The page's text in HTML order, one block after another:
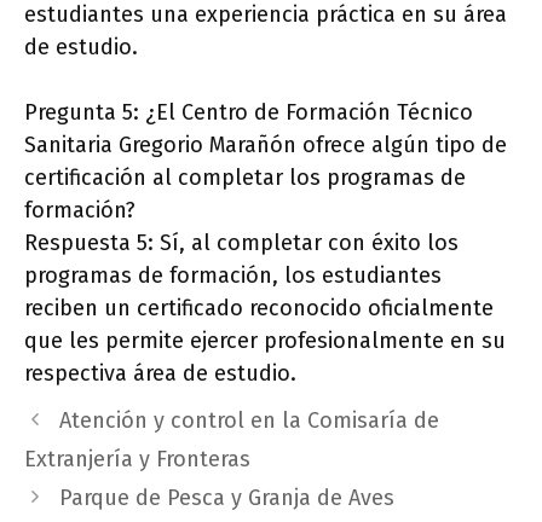
estudiantes una experiencia práctica en su área
de estudio.
Pregunta 5: ¿El Centro de Formación Técnico
Sanitaria Gregorio Marañón ofrece algún tipo de
certificación al completar los programas de
formación?
Respuesta 5: Sí, al completar con éxito los
programas de formación, los estudiantes
reciben un certificado reconocido oficialmente
que les permite ejercer profesionalmente en su
respectiva área de estudio.
Atención y control en la Comisaría de
Extranjería y Fronteras
Parque de Pesca y Granja de Aves